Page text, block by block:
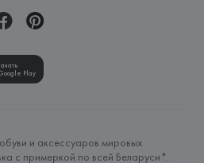
Play
и аксессуаров мировых
с примеркой по всей Беларуси*.